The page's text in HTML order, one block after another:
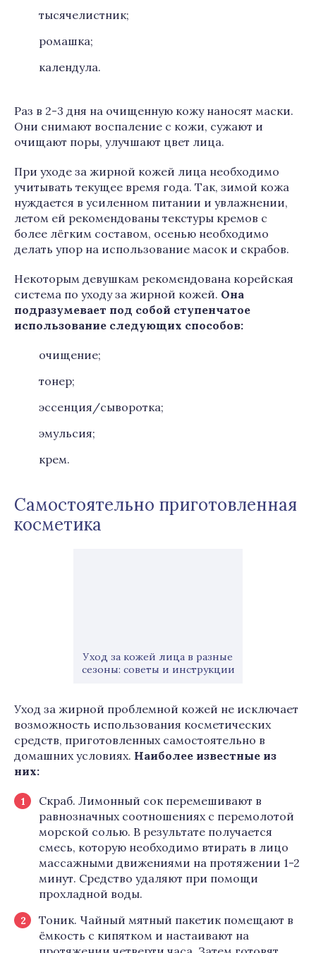
тысячелистник;
ромашка;
календула.
Раз в 2-3 дня на очищенную кожу наносят маски.
Они снимают воспаление с кожи, сужают и
очищают поры, улучшают цвет лица.
При уходе за жирной кожей лица необходимо
учитывать текущее время года. Так, зимой кожа
нуждается в усиленном питании и увлажнении,
летом ей рекомендованы текстуры кремов с
более лёгким составом, осенью необходимо
делать упор на использование масок и скрабов.
Некоторым девушкам рекомендована корейская
система по уходу за жирной кожей. Она
подразумевает под собой ступенчатое
использование следующих способов:
очищение;
тонер;
эссенция/сыворотка;
эмульсия;
крем.
Самостоятельно приготовленная
косметика
Уход за кожей лица в разные
сезоны: советы и инструкции
Уход за жирной проблемной кожей не исключает
возможность использования косметических
средств, приготовленных самостоятельно в
домашних условиях. Наиболее известные из
них:
Скраб. Лимонный сок перемешивают в
равнозначных соотношениях с перемолотой
морской солью. В результате получается
смесь, которую необходимо втирать в лицо
массажными движениями на протяжении 1-2
минут. Средство удаляют при помощи
прохладной воды.
Тоник. Чайный мятный пакетик помещают в
ёмкость с кипятком и настаивают на